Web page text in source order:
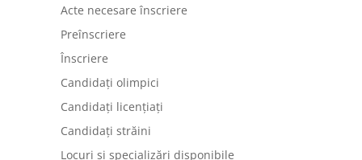
Acte necesare înscriere
Preînscriere
Înscriere
Candidați olimpici
Candidați licențiați
Candidați străini
Locuri și specializări disponibile